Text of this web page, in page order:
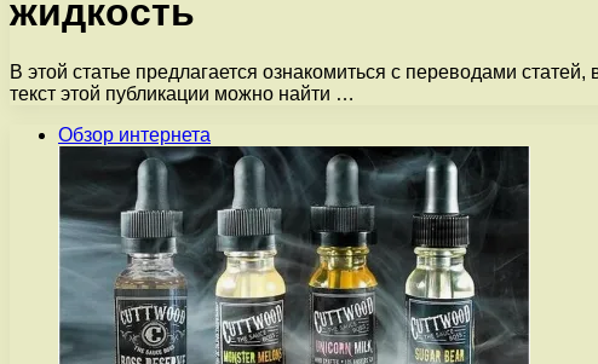
жидкость
В этой статье предлагается ознакомиться с переводами
текст этой публикации можно найти …
Обзор интернета